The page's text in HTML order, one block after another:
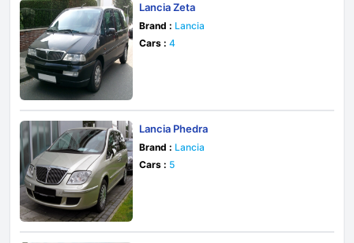
Lancia Zeta
Brand : Lancia
Cars : 4
Lancia Phedra
Brand : Lancia
Cars : 5